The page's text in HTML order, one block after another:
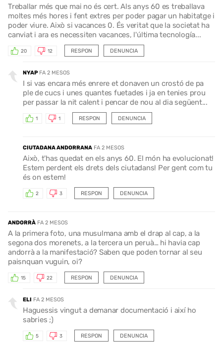
Treballar més que mai no és cert. Als anys 60 es treballava
moltes més hores i fent extres per poder pagar un habitatge i
poder viure. Això si vacances 0. És veritat que la societat ha
canviat i ara es necessiten vacances, l'última tecnología...
RESPON
20 12 DENUNCIA
NYAP FA 2 MESOS
I si vas encara més enrere et donaven un crostó de pa
ple de cucs i unes quantes fuetades i ja en tenies prou
per passar la nit calent i pencar de nou al dia següent...
RESPON
1 1 DENUNCIA
CIUTADANA ANDORRANA FA 2 MESOS
Això, t'has quedat en els anys 60. El món ha evolucionat!
Estem perdent els drets dels ciutadans! Per gent com tu
és on estem!
RESPON
2 3 DENUNCIA
ANDORRÀ FA 2 MESOS
A la primera foto, una musulmana amb el drap al cap, a la
segona dos morenets, a la tercera un peruà… hi havia cap
andorrà a la manifestació? Saben que poden tornar al seu
paisnquan vuguin, oi?
RESPON
15 22 DENUNCIA
ELI FA 2 MESOS
Haguessis vingut a demanar documentació i així ho
sabries ;)
RESPON
5 3 DENUNCIA